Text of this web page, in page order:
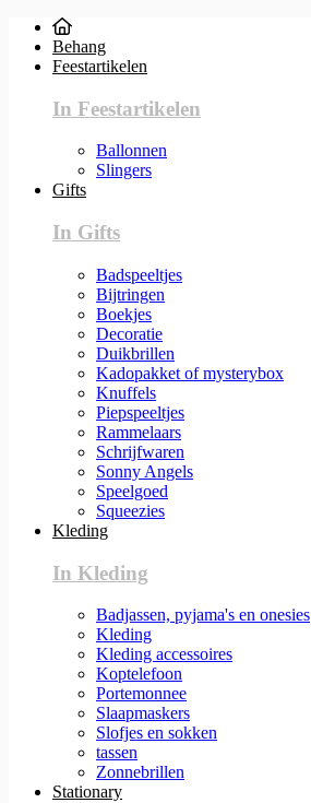
Behang
Feestartikelen
In Feestartikelen
Ballonnen
Slingers
Gifts
In Gifts
Badspeeltjes
Bijtringen
Boekjes
Decoratie
Duikbrillen
Kadopakket of mysterybox
Knuffels
Piepspeeltjes
Rammelaars
Schrijfwaren
Sonny Angels
Speelgoed
Squeezies
Kleding
In Kleding
Badjassen, pyjama's en onesies
Kleding
Kleding accessoires
Koptelefoon
Portemonnee
Slaapmaskers
Slofjes en sokken
tassen
Zonnebrillen
Stationary